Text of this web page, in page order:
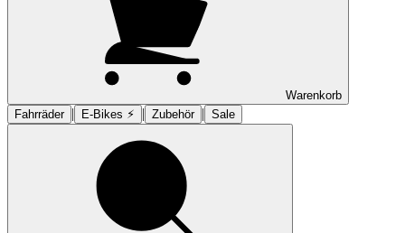
Warenkorb
Fahrräder | E-Bikes ⚡︎ | Zubehör | Sale